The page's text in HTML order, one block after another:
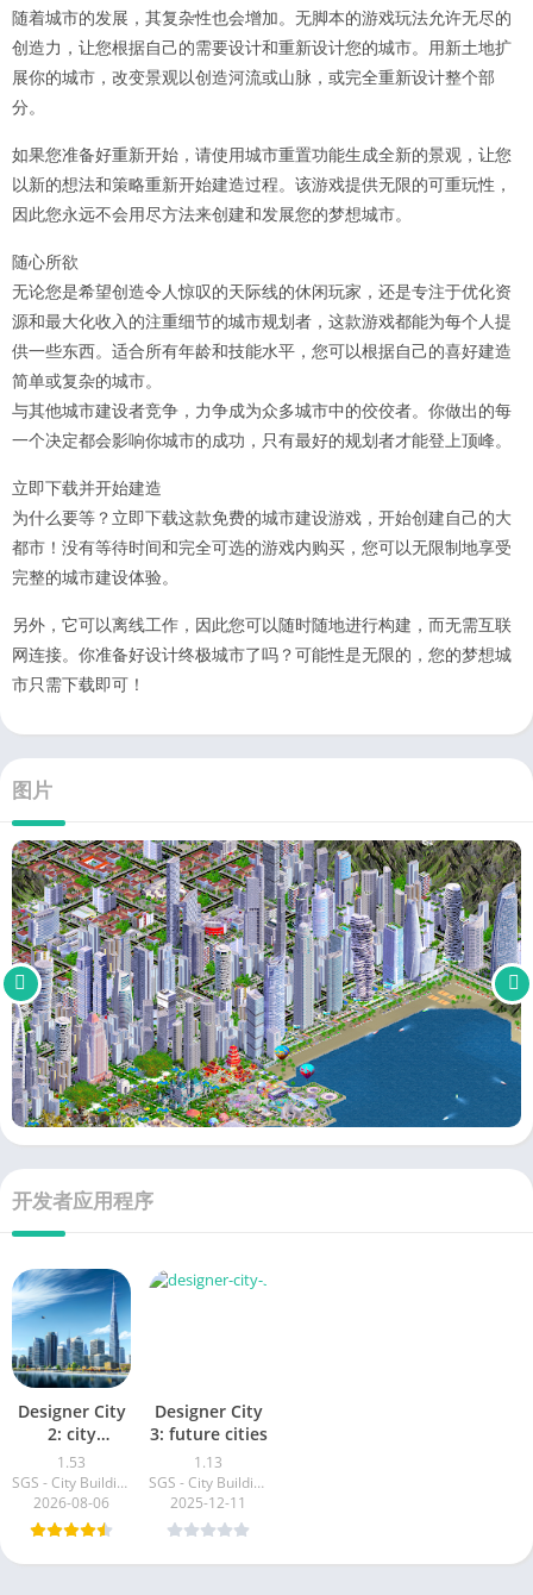
随着城市的发展，其复杂性也会增加。无脚本的游戏玩法允许无尽的
创造力，让您根据自己的需要设计和重新设计您的城市。用新土地扩
展你的城市，改变景观以创造河流或山脉，或完全重新设计整个部
分。
如果您准备好重新开始，请使用城市重置功能生成全新的景观，让您
以新的想法和策略重新开始建造过程。该游戏提供无限的可重玩性，
因此您永远不会用尽方法来创建和发展您的梦想城市。
随心所欲
无论您是希望创造令人惊叹的天际线的休闲玩家，还是专注于优化资
源和最大化收入的注重细节的城市规划者，这款游戏都能为每个人提
供一些东西。适合所有年龄和技能水平，您可以根据自己的喜好建造
简单或复杂的城市。
与其他城市建设者竞争，力争成为众多城市中的佼佼者。你做出的每
一个决定都会影响你城市的成功，只有最好的规划者才能登上顶峰。
立即下载并开始建造
为什么要等？立即下载这款免费的城市建设游戏，开始创建自己的大
都市！没有等待时间和完全可选的游戏内购买，您可以无限制地享受
完整的城市建设体验。
另外，它可以离线工作，因此您可以随时随地进行构建，而无需互联
网连接。你准备好设计终极城市了吗？可能性是无限的，您的梦想城
市只需下载即可！
图片
开发者应用程序
Designer City
2: city
building
1.53
SGS - City Building Games
2026-08-06
Designer City
3: future cities
1.13
SGS - City Building Games
2025-12-11